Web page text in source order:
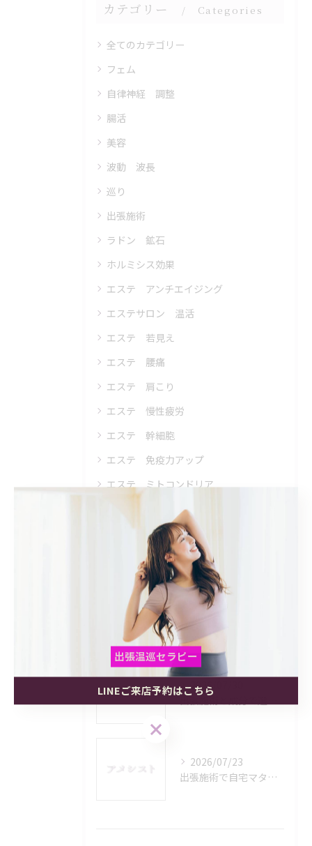
カテゴリー Categories
全てのカテゴリー
フェム
自律神経 調整
腸活
美容
波動 波長
巡り
出張施術
ラドン 鉱石
ホルミシス効果
エステ アンチエイジング
エステサロン 温活
エステ 若見え
エステ 腰痛
エステ 肩こり
エステ 慢性疲労
エステ 幹細胞
エステ 免疫力アップ
エステ ミトコンドリア
最近の投稿 Recent Posts
2026/08/06
2026/07/30
2026/07/23
出張施術で自宅マタニティケアを安心して受けるメリットと選び方ガイド
出張温巡セラピー
LINEご来店予約はこちら
出張温巡セラピー
LINEご来店予約はこちら
出張温巡セラピー
LINEご来店予約はこちら